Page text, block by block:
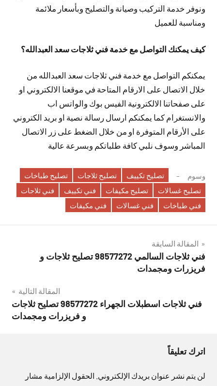
ونوفر خدمة التركيب وصيانة والتصليح وبأسعار ملائمة
ومناسبة للعميل
كيف يمكنك التواصل مع خدمة فني ثلاجات سعد العبدالله؟
يمكنكم التواصل مع خدمة فني ثلاجات سعد العبدالله من
خلال الاتصال على الارقام المتاحة في موقعنا الالكتروني او
على صفحاتنا الالكترونية الفيس بوك والواتس اب
والانستغرام كما يمكنكم ارسال رسالة نصية او بريد الكتروني
على الأرقام المتوفرة او من خلال الضغط على زر الاتصال
المباشر وسوف نلبي كافة طلباتكم وبسرعة عالية
وسوم تصليح تكييف تصليح ثلاجات
تصليح طباخات
تصليح غسالات
تصليح مكيفات فني تكييف
فني ثلاجات
فني طباخات
فني غسالات فني مكيفات
تصفّح
المقالات
المقالة السابقة
فني ثلاجات السالمي 98577272 تصليح ثلاجات و
فريزرات ومجمدات
المقالة التالية
فني ثلاجات اسطبلات الجهراء 98577272 تصليح ثلاجات
و فريزرات ومجمدات
اترك تعليقاً
لن يتم نشر عنوان بريدك الإلكتروني. الحقول الإلزامية مشار